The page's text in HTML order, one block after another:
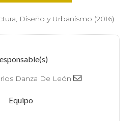
Diseño y Urbanismo (2016)
Danza De León
Equipo